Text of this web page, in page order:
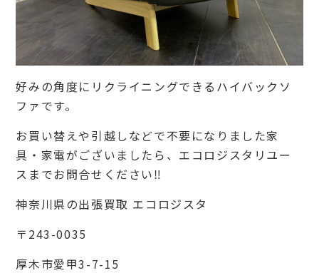
好みの角度にリクライニングできるハイバックソ
ファです。
お買い替えや引越しなどで不要になりました家
具・家電がございましたら、エコロジスタリユー
スまでお問合せください‼︎
神奈川県の出張買取 エコロジスタ
〒243-0035
厚木市愛甲3-7-15